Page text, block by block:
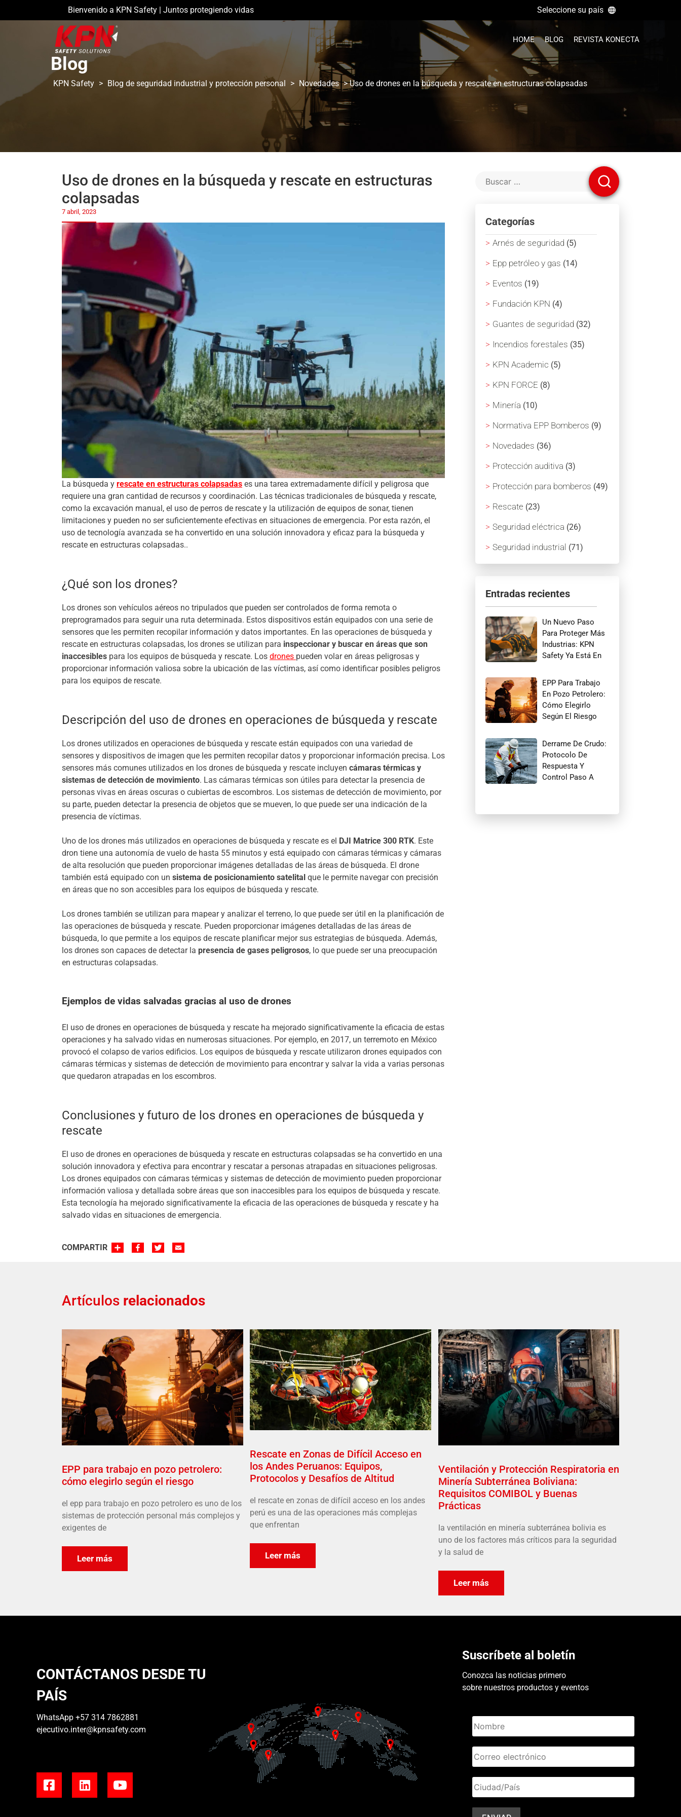
Bienvenido a KPN Safety | Juntos protegiendo vidas Seleccione su país
HOME BLOG REVISTA KONECTA
Blog
KPN Safety > Blog de seguridad industrial y protección personal > Novedades >Uso de drones en la búsqueda y rescate en estructuras colapsadas
Uso de drones en la búsqueda y rescate en estructuras
colapsadas
7 abril, 2023
La búsqueda y rescate en estructuras colapsadas es una tarea extremadamente difícil y peligrosa que
requiere una gran cantidad de recursos y coordinación. Las técnicas tradicionales de búsqueda y rescate,
como la excavación manual, el uso de perros de rescate y la utilización de equipos de sonar, tienen
limitaciones y pueden no ser suficientemente efectivas en situaciones de emergencia. Por esta razón, el
uso de tecnología avanzada se ha convertido en una solución innovadora y eficaz para la búsqueda y
rescate en estructuras colapsadas..
¿Qué son los drones?
Los drones son vehículos aéreos no tripulados que pueden ser controlados de forma remota o
preprogramados para seguir una ruta determinada. Estos dispositivos están equipados con una serie de
sensores que les permiten recopilar información y datos importantes. En las operaciones de búsqueda y
rescate en estructuras colapsadas, los drones se utilizan para inspeccionar y buscar en áreas que son
inaccesibles para los equipos de búsqueda y rescate. Los drones pueden volar en áreas peligrosas y
proporcionar información valiosa sobre la ubicación de las víctimas, así como identificar posibles peligros
para los equipos de rescate.
Descripción del uso de drones en operaciones de búsqueda y rescate
Los drones utilizados en operaciones de búsqueda y rescate están equipados con una variedad de
sensores y dispositivos de imagen que les permiten recopilar datos y proporcionar información precisa. Los
sensores más comunes utilizados en los drones de búsqueda y rescate incluyen cámaras térmicas y
sistemas de detección de movimiento. Las cámaras térmicas son útiles para detectar la presencia de
personas vivas en áreas oscuras o cubiertas de escombros. Los sistemas de detección de movimiento, por
su parte, pueden detectar la presencia de objetos que se mueven, lo que puede ser una indicación de la
presencia de víctimas.
Uno de los drones más utilizados en operaciones de búsqueda y rescate es el DJI Matrice 300 RTK. Este
dron tiene una autonomía de vuelo de hasta 55 minutos y está equipado con cámaras térmicas y cámaras
de alta resolución que pueden proporcionar imágenes detalladas de las áreas de búsqueda. El drone
también está equipado con un sistema de posicionamiento satelital que le permite navegar con precisión
en áreas que no son accesibles para los equipos de búsqueda y rescate.
Los drones también se utilizan para mapear y analizar el terreno, lo que puede ser útil en la planificación de
las operaciones de búsqueda y rescate. Pueden proporcionar imágenes detalladas de las áreas de
búsqueda, lo que permite a los equipos de rescate planificar mejor sus estrategias de búsqueda. Además,
los drones son capaces de detectar la presencia de gases peligrosos, lo que puede ser una preocupación
en estructuras colapsadas.
Ejemplos de vidas salvadas gracias al uso de drones
El uso de drones en operaciones de búsqueda y rescate ha mejorado significativamente la eficacia de estas
operaciones y ha salvado vidas en numerosas situaciones. Por ejemplo, en 2017, un terremoto en México
provocó el colapso de varios edificios. Los equipos de búsqueda y rescate utilizaron drones equipados con
cámaras térmicas y sistemas de detección de movimiento para encontrar y salvar la vida a varias personas
que quedaron atrapadas en los escombros.
Conclusiones y futuro de los drones en operaciones de búsqueda y
rescate
El uso de drones en operaciones de búsqueda y rescate en estructuras colapsadas se ha convertido en una
solución innovadora y efectiva para encontrar y rescatar a personas atrapadas en situaciones peligrosas.
Los drones equipados con cámaras térmicas y sistemas de detección de movimiento pueden proporcionar
información valiosa y detallada sobre áreas que son inaccesibles para los equipos de búsqueda y rescate.
Esta tecnología ha mejorado significativamente la eficacia de las operaciones de búsqueda y rescate y ha
salvado vidas en situaciones de emergencia.
COMPARTIR SHARE FACEBOOK
TWITTER
Categorías
Arnés de seguridad (5)
Epp petróleo y gas (14)
Eventos (19)
Fundación KPN (4)
Guantes de seguridad (32)
Incendios forestales (35)
KPN Academic (5)
KPN FORCE (8)
Minería (10)
Normativa EPP Bomberos (9)
Novedades (36)
Protección auditiva (3)
Protección para bomberos (49)
Rescate (23)
Seguridad eléctrica (26)
Seguridad industrial (71)
Entradas recientes
Un Nuevo Paso
Para Proteger Más
Industrias: KPN
Safety Ya Está En
EPP Para Trabajo
En Pozo Petrolero:
Cómo Elegirlo
Según El Riesgo
Derrame De Crudo:
Protocolo De
Respuesta Y
Control Paso A
Artículos relacionados
EPP para trabajo en pozo petrolero:
cómo elegirlo según el riesgo
el epp para trabajo en pozo petrolero es uno de los
sistemas de protección personal más complejos y
exigentes de
Leer más
Rescate en Zonas de Difícil Acceso en
los Andes Peruanos: Equipos,
Protocolos y Desafíos de Altitud
el rescate en zonas de difícil acceso en los andes
perú es una de las operaciones más complejas
que enfrentan
Leer más
Ventilación y Protección Respiratoria en
Minería Subterránea Boliviana:
Requisitos COMIBOL y Buenas
Prácticas
la ventilación en minería subterránea bolivia es
uno de los factores más críticos para la seguridad
y la salud de
Leer más
CONTÁCTANOS DESDE TU
PAÍS
WhatsApp +57 314 7862881
ejecutivo.inter@kpnsafety.com
Suscríbete al boletín
Conozca las noticias primero
sobre nuestros productos y eventos